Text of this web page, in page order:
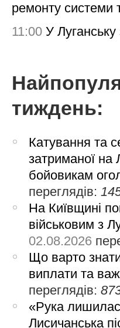
ремонту системи
11:00 У
тиждень:
Катування та
затриманої на
бойовикам
переглядів:
На Київщині
військовим з
02.08.2026
Що варто
виплати та
переглядів:
«Рука
Лисичанська